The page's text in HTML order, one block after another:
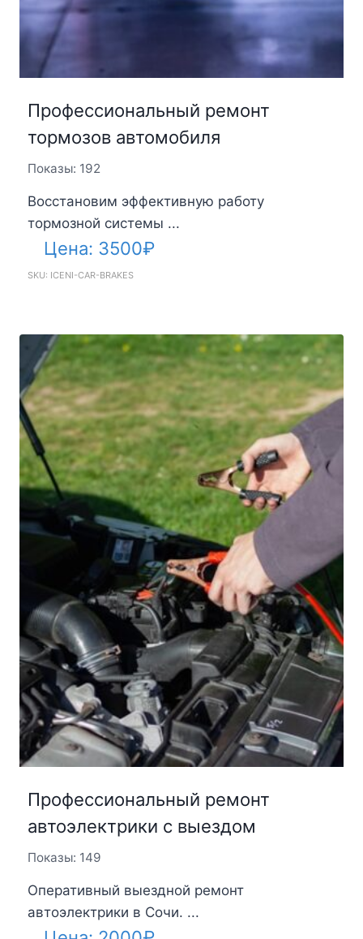
Профессиональный ремонт
тормозов автомобиля
Показы: 192
Восстановим эффективную работу
тормозной системы ...
Цена: 3500₽
SKU: ICENI-CAR-BRAKES
Профессиональный ремонт
автоэлектрики с выездом
Показы: 149
Оперативный выездной ремонт
автоэлектрики в Сочи. ...